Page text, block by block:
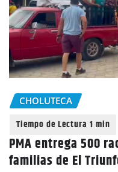
CHOLUTECA
PMA entrega 500
familias de El